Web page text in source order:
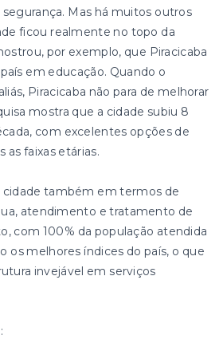
Mas há muitos outros
ficou realmente no topo da
por exemplo, que Piracicaba
em educação. Quando o
Piracicaba não para de melhorar
mostra que a cidade subiu 8
com excelentes opções de
as faixas etárias.
cidade também em termos de
atendimento e tratamento de
com 100% da população atendida
os melhores índices do país, o que
invejável em serviços